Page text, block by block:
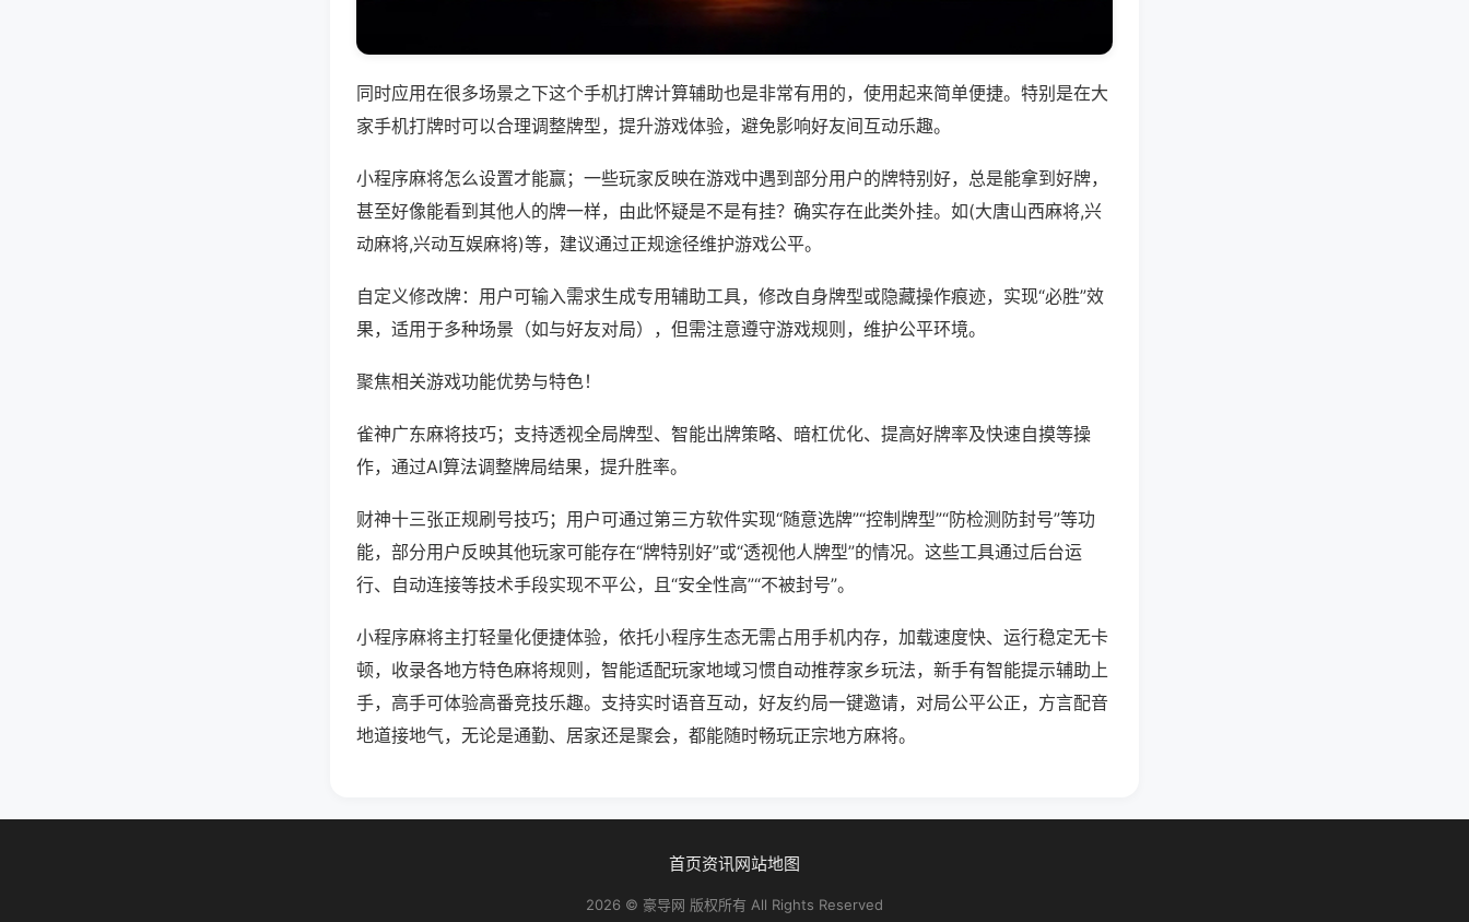
同时应用在很多场景之下这个手机打牌计算辅助也是非常有用的，使用起来简单便捷。特别是在大
家手机打牌时可以合理调整牌型，提升游戏体验，避免影响好友间互动乐趣。
小程序麻将怎么设置才能赢；一些玩家反映在游戏中遇到部分用户的牌特别好，总是能拿到好牌，
甚至好像能看到其他人的牌一样，由此怀疑是不是有挂？确实存在此类外挂。如(大唐山西麻将,兴
动麻将,兴动互娱麻将)等，建议通过正规途径维护游戏公平。
自定义修改牌：用户可输入需求生成专用辅助工具，修改自身牌型或隐藏操作痕迹，实现“必胜”效
果，适用于多种场景（如与好友对局），但需注意遵守游戏规则，维护公平环境。
聚焦相关游戏功能优势与特色！
雀神广东麻将技巧；支持透视全局牌型、智能出牌策略、暗杠优化、提高好牌率及快速自摸等操
作，通过AI算法调整牌局结果，提升胜率。
财神十三张正规刷号技巧；用户可通过第三方软件实现“随意选牌”“控制牌型”“防检测防封号”等功
能，部分用户反映其他玩家可能存在“牌特别好”或“透视他人牌型”的情况。这些工具通过后台运
行、自动连接等技术手段实现不平公，且“安全性高”“不被封号”。
小程序麻将主打轻量化便捷体验，依托小程序生态无需占用手机内存，加载速度快、运行稳定无卡
顿，收录各地方特色麻将规则，智能适配玩家地域习惯自动推荐家乡玩法，新手有智能提示辅助上
手，高手可体验高番竞技乐趣。支持实时语音互动，好友约局一键邀请，对局公平公正，方言配音
地道接地气，无论是通勤、居家还是聚会，都能随时畅玩正宗地方麻将。
首页资讯网站地图
2026 © 豪导网 版权所有 All Rights Reserved